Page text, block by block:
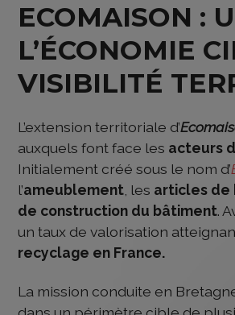
ECOMAISON :
L’ÉCONOMIE
VISIBILITÉ
L’extension territoriale d’
auxquels font face les acteurs
Initialement créé sous le nom d’
l’ameublement , les articles de
de construction du bâtiment.
un taux de valorisation
recyclage en France.
La mission conduite en